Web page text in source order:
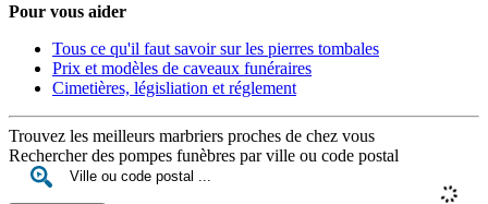
Pour vous aider
Tous ce qu'il faut savoir sur les pierres tombales
Prix et modèles de caveaux funéraires
Cimetières, législiation et réglement
Trouvez les meilleurs marbriers proches de chez vous
Rechercher des pompes funèbres par ville ou code postal